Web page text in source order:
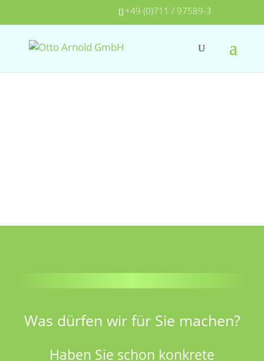
+49 (0)711 / 97589-3
Was dürfen wir für Sie machen?
Haben Sie schon konkrete